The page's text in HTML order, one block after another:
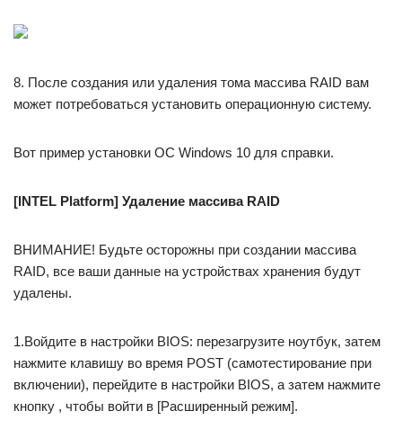
8. После создания или удаления тома массива RAID вам
может потребоваться установить операционную систему.
Вот пример установки ОС Windows 10 для справки.
[INTEL Platform] Удаление массива RAID
ВНИМАНИЕ! Будьте осторожны при создании массива
RAID, все ваши данные на устройствах хранения будут
удалены.
1.Войдите в настройки BIOS: перезагрузите ноутбук, затем
нажмите клавишу во время POST (самотестирование при
включении), перейдите в настройки BIOS, а затем нажмите
кнопку , чтобы войти в [Расширенный режим].